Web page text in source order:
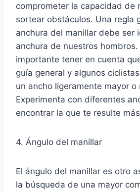
comprometer la capacidad de
sortear obstáculos. Una regla
anchura del manillar debe ser
anchura de nuestros
importante tener en cuenta
guía general y algunos
un ancho ligeramente mayor o
Experimenta con diferentes
encontrar la que te resulte
4. Ángulo del manillar
El ángulo del manillar es otro
la búsqueda de una mayor